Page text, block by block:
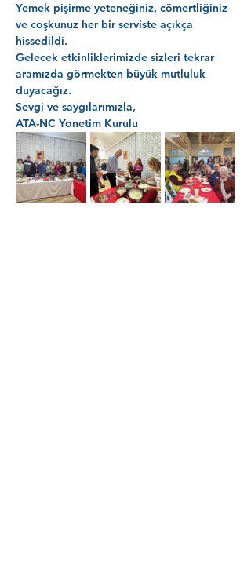
Yemek pişirme yeteneğiniz, cömertliğiniz
ve coşkunuz her bir serviste açıkça
hissedildi.
Gelecek etkinliklerimizde sizleri tekrar
aramızda görmekten büyük mutluluk
duyacağız.
Sevgi ve saygılarımızla,
ATA-NC Yonetim Kurulu